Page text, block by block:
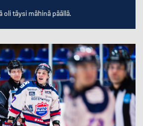
oli täysi mähinä päällä.